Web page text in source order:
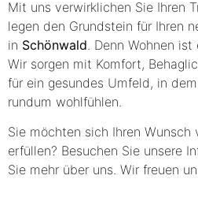
Mit uns verwirklichen Sie Ihren
legen den Grundstein für Ihren
in Schönwald . Denn Wohnen
Wir sorgen mit Komfort,
für ein gesundes Umfeld, in
rundum wohlfühlen.
Sie möchten sich Ihren Wunsch
erfüllen? Besuchen Sie unsere
Sie mehr über uns. Wir freuen